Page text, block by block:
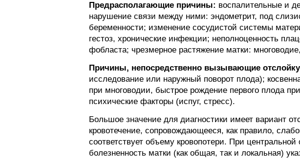
Предрасполагающие причины: воспалительные и
нарушение связи между ними: эндометрит, под
беременности; изменение сосудистой системы
гестоз, хронические инфекции; неполноценность
фобласта; чрезмерное растяжение матки:
Причины, непосредственно вызывающие
исследование или наружный поворот плода);
при многоводии, быстрое рождение первого плода
психические факторы (испуг, стресс).
Большое значение для диагностики имеет вариант
кровотечение, сопровождающееся, как правило,
соответствует объему кровопотери. При
болезненность матки (как общая, так и локальная)